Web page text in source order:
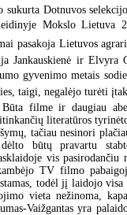
sukurta Dotnuvos
Mokslo Lietuva
pasakoja Lietuvos
Jankauskienė ir Elvyra
gyvenimo metais
taigi, negalėjo turėti
Būta filme ir daugiau
literatūros
tačiau nesinori
būtų pravartu
vis
TV filmo
todėl jį laidojo
vieta nežinoma,
Vaižgantas yra